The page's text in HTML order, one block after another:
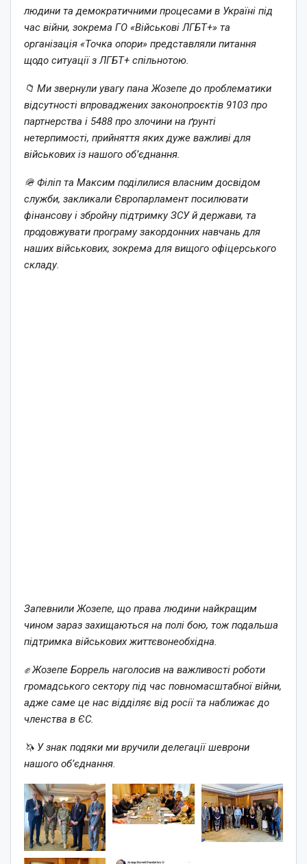
людини та демократичними процесами в Україні під
час війни, зокрема ГО «Військові ЛГБТ+» та
організація «Точка опори» представляли питання
щодо ситуації з ЛГБТ+ спільнотою.
📁 Ми звернули увагу пана Жозепе до проблематики
відсутності впроваджених законопроєктів 9103 про
партнерства і 5488 про злочини на ґрунті
нетерпимості, прийняття яких дуже важливі для
військових із нашого обʼєднання.
🪖 Філіп та Максим поділилися власним досвідом
служби, закликали Європарламент посилювати
фінансову і збройну підтримку ЗСУ й держави, та
продовжувати програму закордонних навчань для
наших військових, зокрема для вищого офіцерського
складу.
Запевнили Жозепе, що права людини найкращим
чином зараз захищаються на полі бою, тож подальша
підтримка військових життєвонеобхідна.
✊ Жозепе Боррель наголосив на важливості роботи
громадського сектору під час повномасштабної війни,
адже саме це нас відділяє від росії та наближає до
членства в ЄС.
🦄 У знак подяки ми вручили делегації шеврони
нашого обʼєднання.